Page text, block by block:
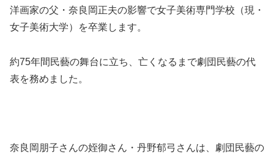
洋画家の父・奈良岡正夫の影響で女子美術専門学校（現・
女子美術大学）を卒業します。
約75年間民藝の舞台に立ち、亡くなるまで劇団民藝の代
表を務めました。
奈良岡朋子さんの姪御さん・丹野郁弓さんは、劇団民藝の